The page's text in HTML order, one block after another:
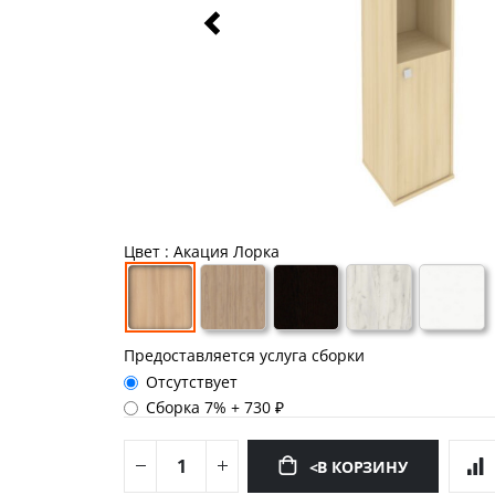
Цвет : Акация Лорка
Предоставляется услуга сборки
Отсутствует
Сборка 7%+730 ₽
<В КОРЗИНУ